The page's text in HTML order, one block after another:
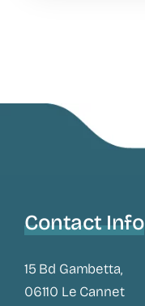
Contact Info
15 Bd Gambetta,
06110 Le Cannet